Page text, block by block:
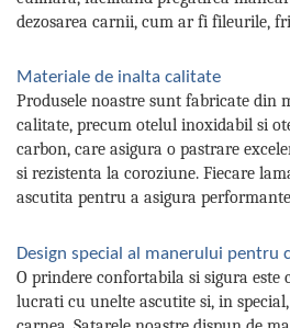
dezosarea carnii, cum ar fi fileurile,
Materiale de inalta calitate
Produsele noastre sunt fabricate din
calitate, precum otelul inoxidabil si
carbon, care asigura o pastrare
si rezistenta la coroziune. Fiecare
ascutita pentru a asigura
Design special al manerului pentru
O prindere confortabila si sigura
lucrati cu unelte ascutite si, in